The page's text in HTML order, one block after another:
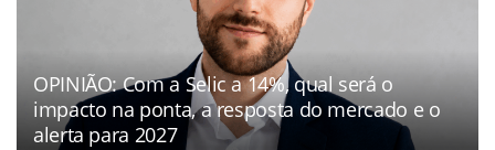
OPINIÃO: Com a Selic a 14%, qual será o
impacto na ponta, a resposta do mercado e o
alerta para 2027